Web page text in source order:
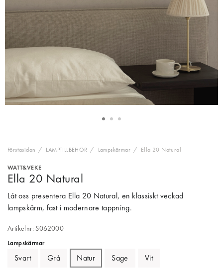
Förstasidan LAMPTILLBEHÖR Lampskärmar Ella 20 Natural
WATT&VEKE
Ella 20 Natural
Låt oss presentera Ella 20 Natural, en klassiskt veckad
lampskärm, fast i modernare tappning.
Artikelnr: S062000
Lampskärmar
Svart Grå Natur Sage Vit